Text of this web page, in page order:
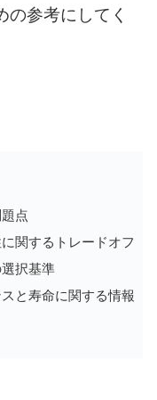
の参考にしてく
点
関するトレードオフ
択基準
と寿命に関する情報